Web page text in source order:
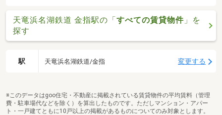
天竜浜名湖鉄道 金指駅の「すべての賃貸物件 」を
探す
駅 天竜浜名湖鉄道/金指 変更する
※このデータはgoo住宅・不動産に掲載されている賃貸物件の平均賃料（管理
費・駐車場代などを除く）を算出したものです。ただしマンション・アパー
ト・一戸建てともに10戸以上の掲載があるものについてのみ対象とします。